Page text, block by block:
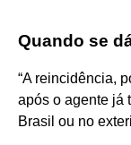
Quando se
“A reincidência,
após o agente já
Brasil ou no